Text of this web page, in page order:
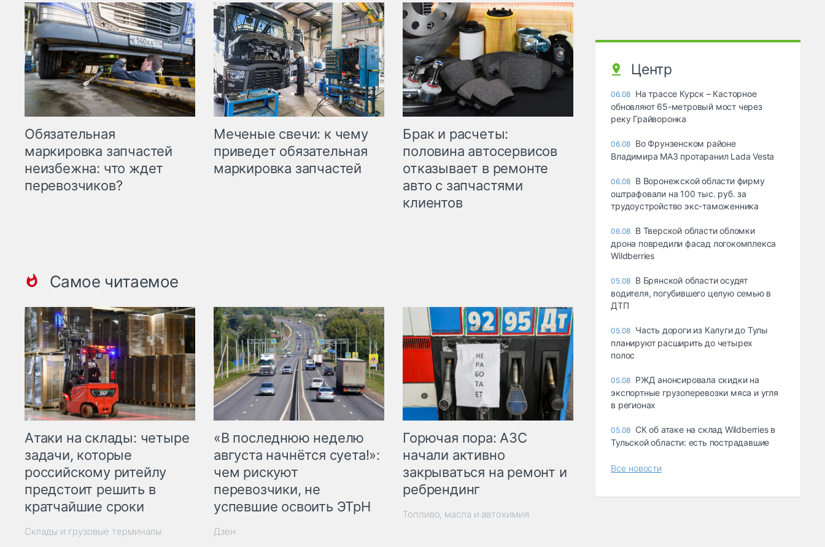
Обязательная
маркировка запчастей
неизбежна: что ждет
перевозчиков?
Меченые свечи: к чему
приведет обязательная
маркировка запчастей
Брак и расчеты:
половина автосервисов
отказывает в ремонте
авто с запчастями
клиентов
Самое читаемое
Атаки на склады: четыре
задачи, которые
российскому ритейлу
предстоит решить в
кратчайшие сроки
Склады и грузовые терминалы
«В последнюю неделю
августа начнётся суета!»:
чем рискуют
перевозчики, не
успевшие освоить ЭТрН
Дзен
Горючая пора: АЗС
начали активно
закрываться на ремонт и
ребрендинг
Топливо, масла и автохимия
Центр
06.08 На трассе Курск – Касторное
обновляют 65-метровый мост через
реку Грайворонка
06.08 Во Фрунзенском районе
Владимира МАЗ протаранил Lada Vesta
06.08 В Воронежской области фирму
оштрафовали на 100 тыс. руб. за
трудоустройство экс-таможенника
06.08 В Тверской области обломки
дрона повредили фасад логокомплекса
Wildberries
05.08 В Брянской области осудят
водителя, погубившего целую семью в
ДТП
05.08 Часть дороги из Калуги до Тулы
планируют расширить до четырех
полос
05.08 РЖД анонсировала скидки на
экспортные грузоперевозки мяса и угля
в регионах
05.08 СК об атаке на склад Wildberries в
Тульской области: есть пострадавшие
Все новости